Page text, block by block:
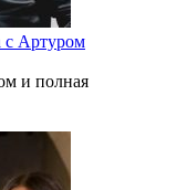
с Артуром
и полная